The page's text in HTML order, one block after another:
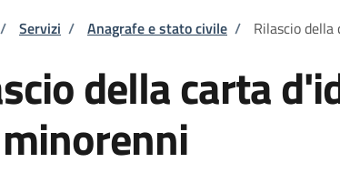
di pane
/ Servizi / Anagrafe e stato civile / Rilascio
della carta